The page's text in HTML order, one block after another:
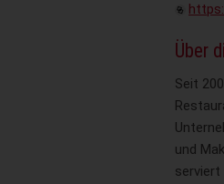
Über
Seit
und
serviert